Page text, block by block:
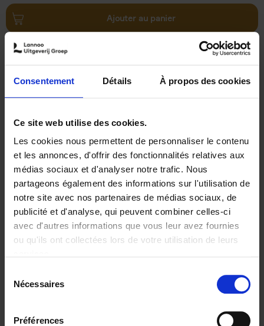
Consentement Détails À propos des cookies
Ce site web utilise des cookies.
Les cookies nous permettent de personnaliser le contenu
et les annonces, d'offrir des fonctionnalités relatives aux
médias sociaux et d'analyser notre trafic. Nous
partageons également des informations sur l'utilisation de
notre site avec nos partenaires de médias sociaux, de
publicité et d'analyse, qui peuvent combiner celles-ci
avec d'autres informations que vous leur avez fournies
ou qu'ils ont collectées lors de votre utilisation de leurs
Nécessaires
Préférences
Ajouter au panier
Ajouter au panier
Trends in the Transformation
Economy